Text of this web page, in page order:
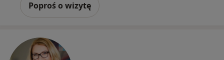
Poproś o wizytę